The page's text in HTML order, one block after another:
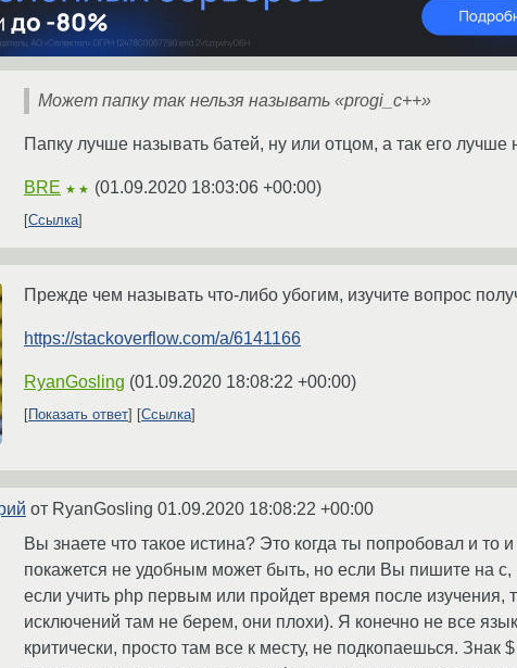
Может папку так нельзя называть «progi_c++»
Папку лучше называть батей, ну или отцом, а так его лучше
BRE ★★ (01.09.2020 18:03:06 +00:00)
Ссылка
Прежде чем называть что-либо убогим, изучите вопрос
https://stackoverflow.com/a/6141166
RyanGosling (01.09.2020 18:08:22 +00:00)
Показать ответ Ссылка
от RyanGosling 01.09.2020 18:08:22 +00:00
Вы знаете что такое истина? Это когда ты попробовал и
покажется не удобным может быть, но если Вы пишите на с,
если учить php первым или пройдет время после
исключений там не берем, они плохи). Я конечно не все
критически, просто там все к месту, не подкопаешься.